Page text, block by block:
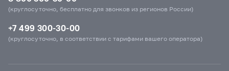
(круглосуточно, бесплатно для звонков из регионов России)
+7 499 300-30-00
(круглосуточно, в соответствии с тарифами вашего оператора)